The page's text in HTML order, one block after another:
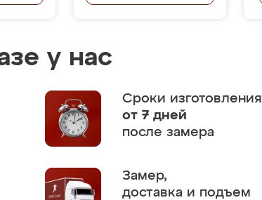
у нас
Сроки изготовления
от 7 дней
после замера
Замер,
доставка и подъем